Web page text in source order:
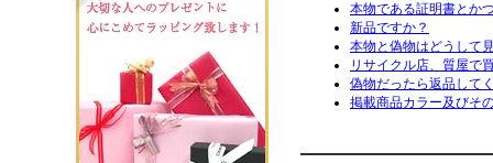
本物である証明書とか
新品ですか？
本物と偽物はどうして
リサイクル店、質屋で
偽物だったら返品して
掲載商品カラー及びそ